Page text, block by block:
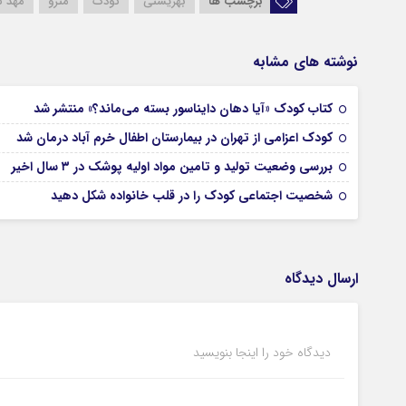
نوشته های مشابه
کتاب کودک «آیا دهان دایناسور بسته می‌ماند؟» منتشر شد
کودک اعزامی از تهران در بیمارستان اطفال خرم آباد درمان شد
بررسی وضعیت تولید و تامین مواد اولیه پوشک در ۳ سال اخیر
شخصیت اجتماعی کودک را در قلب خانواده شکل دهید
ارسال دیدگاه
دیدگاه خود را اینجا بنویسید